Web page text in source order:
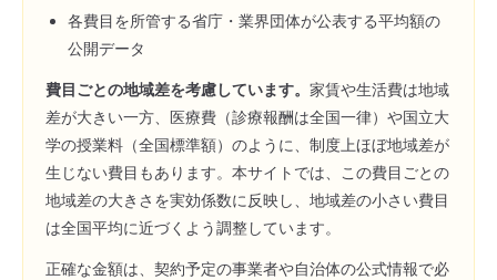
各費目を所管する省庁・業界団体が公表する平均額の
公開データ
費目ごとの地域差を考慮しています。 家賃や生活費は地域
差が大きい一方、医療費（診療報酬は全国一律）や国立大
学の授業料（全国標準額）のように、制度上ほぼ地域差が
生じない費目もあります。本サイトでは、この費目ごとの
地域差の大きさを実効係数に反映し、地域差の小さい費目
は全国平均に近づくよう調整しています。
正確な金額は、契約予定の事業者や自治体の公式情報で必